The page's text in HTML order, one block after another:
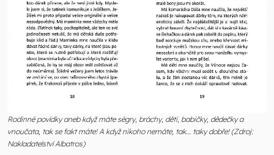
Rodinné povídky aneb když máte ségry, bráchy, děti, babičky, dědečky a
vnoučata, tak se fakt máte! A když nikoho nemáte, tak… taky dobře! (Zdroj:
Nakladatelství Albatros)